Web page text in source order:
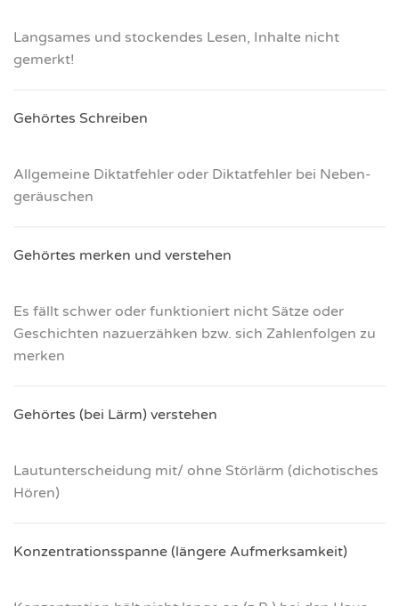
Lang­sa­mes und sto­cken­des Lesen, Inhal­te nicht
gemerkt!
Gehör­tes Schrei­ben
All­ge­mei­ne Dik­tat­feh­ler oder Dik­tat­feh­ler bei Neben­
ge­räu­schen
Gehör­tes mer­ken und ver­ste­hen
Es fällt schwer oder funk­tio­niert nicht Sät­ze oder
Geschich­ten nazu­er­zäh­ken bzw. sich Zah­len­fol­gen zu
mer­ken
Gehör­tes (bei Lärm) ver­ste­hen
Laut­un­ter­schei­dung mit/ ohne Stör­lärm (dicho­ti­sches
Hören)
Kon­zen­tra­ti­ons­span­ne (län­ge­re Auf­merk­sam­keit)